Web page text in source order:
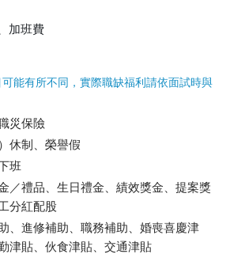
加班費
能有所不同，實際職缺福利請依面試時與
災保險
休制、榮譽假
班
／禮品、生日禮金、績效獎金、提案獎
分紅配股
、進修補助、職務補助、婚喪喜慶津
津貼、伙食津貼、交通津貼